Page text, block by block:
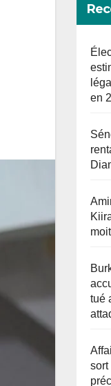
en
tué